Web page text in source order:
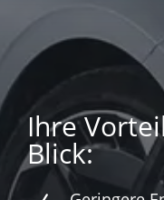
Ihre
Blick: